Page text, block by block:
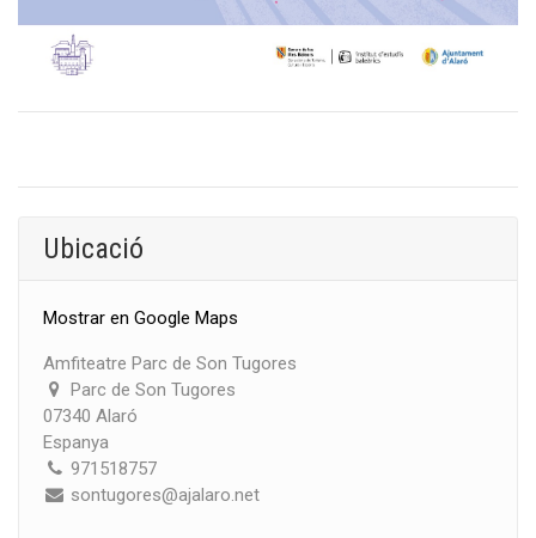
Ubicació
Mostrar en Google Maps
Amfiteatre Parc de Son Tugores
Parc de Son Tugores
07340 Alaró
Espanya
971518757
sontugores@ajalaro.net